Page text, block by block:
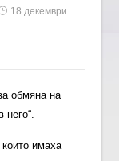
18 декември
обмяна на
него“.
имаха